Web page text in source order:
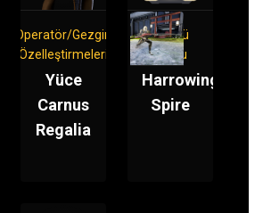
Operatör/Gezgin
Özelleştirmeleri
Yüce
Carnus
Regalia
Süngü
Modu
Harrowing
Spire